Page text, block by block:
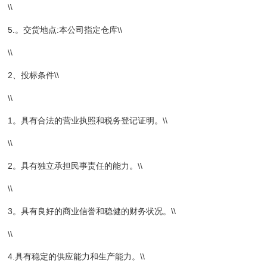
\\
5.。交货地点:本公司指定仓库\\
\\
2、投标条件\\
\\
1。具有合法的营业执照和税务登记证明。\\
\\
2。具有独立承担民事责任的能力。\\
\\
3。具有良好的商业信誉和稳健的财务状况。\\
\\
4.具有稳定的供应能力和生产能力。\\